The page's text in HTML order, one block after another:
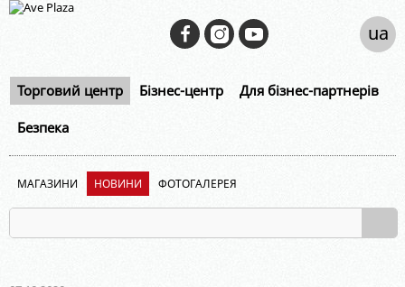
Торговий центр Бізнес-центр Для бізнес-партнерів
Безпека
ua
МАГАЗИНИ НОВИНИ ФОТОГАЛЕРЕЯ